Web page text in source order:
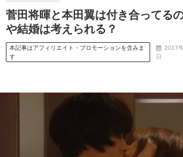
菅田将暉と本田翼は付き合ってる
や結婚は考えられる？
本記事はアフィリエイト・プロモーションを含みま
す
2017
日